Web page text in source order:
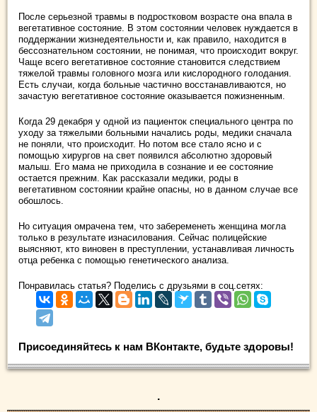
После серьезной травмы в подростковом возрасте она впала в
вегетативное состояние. В этом состоянии человек нуждается в
поддержании жизнедеятельности и, как правило, находится в
бессознательном состоянии, не понимая, что происходит вокруг.
Чаще всего вегетативное состояние становится следствием
тяжелой травмы головного мозга или кислородного голодания.
Есть случаи, когда больные частично восстанавливаются, но
зачастую вегетативное состояние оказывается пожизненным.
Когда 29 декабря у одной из пациенток специального центра по
уходу за тяжелыми больными начались роды, медики сначала
не поняли, что происходит. Но потом все стало ясно и с
помощью хирургов на свет появился абсолютно здоровый
малыш. Его мама не приходила в сознание и ее состояние
остается прежним. Как рассказали медики, роды в
вегетативном состоянии крайне опасны, но в данном случае все
обошлось.
Но ситуация омрачена тем, что забеременеть женщина могла
только в результате изнасилования. Сейчас полицейские
выясняют, кто виновен в преступлении, устанавливая личность
отца ребенка с помощью генетического анализа.
Понравилась статья? Поделись с друзьями в соц.сетях:
Присоединяйтесь к нам ВКонтакте, будьте здоровы!
.